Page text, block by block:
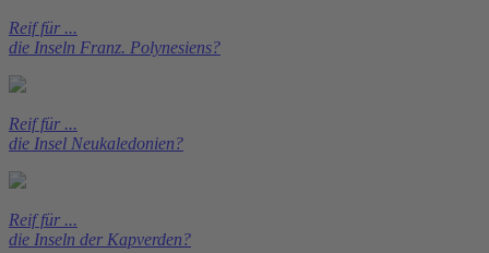
Reif für ...
die Inseln Franz. Polynesiens?
Reif für ...
die Insel Neukaledonien?
Reif für ...
die Inseln der Kapverden?